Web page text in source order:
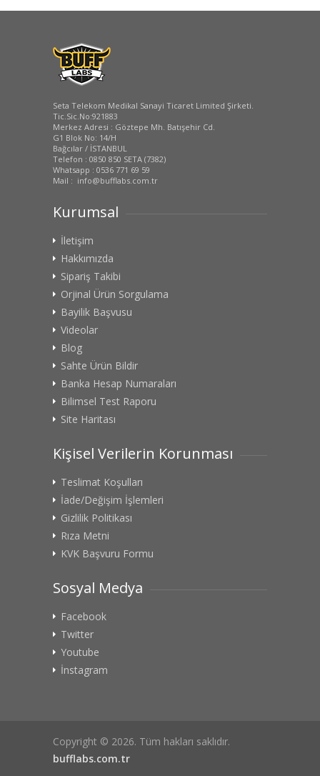
Seta Telekom Medikal Sanayi Ticaret Limited Şirketi.
Tic.Sic.No:921883
Merkez Adresi : Göztepe Mh. Batışehir Cd.
G1 Blok No: 14/H
Bağcılar / İSTANBUL
Telefon : 0850 850 SETA (7382)
Whatsapp : 0536 771 69 59
Mail : info@bufflabs.com.tr
Kurumsal
İletişim
Hakkımızda
Sipariş Takibi
Orjinal Ürün Sorgulama
Bayilik Başvusu
Videolar
Blog
Sahte Ürün Bildir
Banka Hesap Numaraları
Bilimsel Test Raporu
Site Haritası
Kişisel Verilerin Korunması
Teslimat Koşulları
İade/Değişim İşlemleri
Gizlilik Politikası
Rıza Metni
KVK Başvuru Formu
Sosyal Medya
Facebook
Twitter
Youtube
İnstagram
Copyright © 2026. Tüm hakları saklıdır.
bufflabs.com.tr